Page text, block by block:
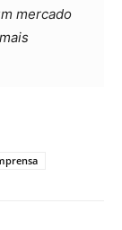
mercado